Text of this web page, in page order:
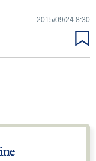
2015/09/24 8:30